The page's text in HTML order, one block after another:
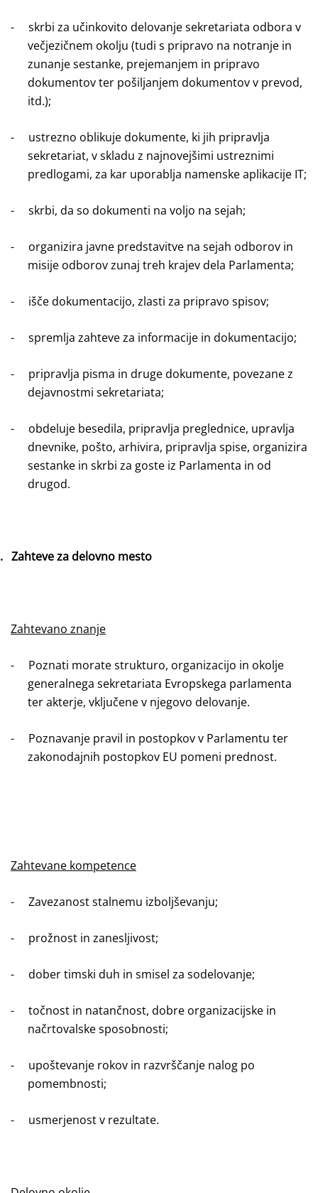
-
skrbi za učinkovito delovanje sekretariata odbora v
večjezičnem okolju (tudi s pripravo na notranje in
zunanje sestanke, prejemanjem in pripravo
dokumentov ter pošiljanjem dokumentov v prevod,
itd.);
-
ustrezno oblikuje dokumente, ki jih pripravlja
sekretariat, v skladu z najnovejšimi ustreznimi
predlogami, za kar uporablja namenske aplikacije IT;
- skrbi, da so dokumenti na voljo na sejah;
-
organizira javne predstavitve na sejah odborov in
misije odborov zunaj treh krajev dela Parlamenta;
- išče dokumentacijo, zlasti za pripravo spisov;
- spremlja zahteve za informacije in dokumentacijo;
-
pripravlja pisma in druge dokumente, povezane z
dejavnostmi sekretariata;
-
obdeluje besedila, pripravlja preglednice, upravlja
dnevnike, pošto, arhivira, pripravlja spise, organizira
sestanke in skrbi za goste iz Parlamenta in od
drugod.
Zahteve za delovno mesto
Zahtevano znanje
-
Poznati morate strukturo, organizacijo in okolje
generalnega sekretariata Evropskega parlamenta
ter akterje, vključene v njegovo delovanje.
-
Poznavanje pravil in postopkov v Parlamentu ter
zakonodajnih postopkov EU pomeni prednost.
Zahtevane kompetence
- Zavezanost stalnemu izboljševanju;
- prožnost in zanesljivost;
- dober timski duh in smisel za sodelovanje;
-
točnost in natančnost, dobre organizacijske in
načrtovalske sposobnosti;
-
upoštevanje rokov in razvrščanje nalog po
pomembnosti;
- usmerjenost v rezultate.